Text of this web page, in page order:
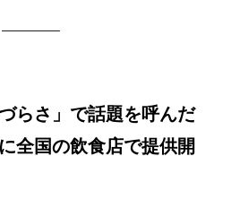
—————
らさ」で話題を呼んだ
全国の飲食店で提供開